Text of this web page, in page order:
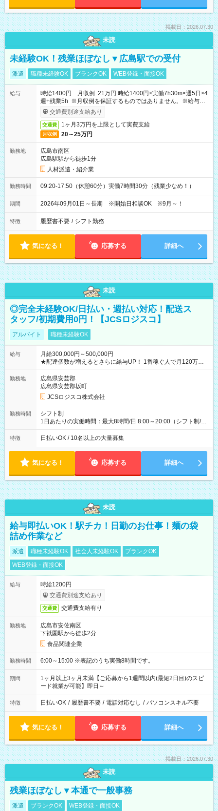
掲載日：2026.07.30
未読
未経験OK！残業ほぼなし▼広島駅での受付
派遣 職種未経験OK ブランクOK WEB登録・面接OK
給与
時給1400円 月収例 21万円 時給1400円×実働7h30m×週5日×4
週+残業5h ※月収例を保証するものではありません。※給与即
受取りサービス利用可（利用条件有）
交通費別途支給あり
交通費 1ヶ月3万円を上限として実費支給
月収例 20～25万円
勤務地
広島市南区
広島駅駅から徒歩1分
人材派遣・紹介業
勤務時間 09:20-17:50（休憩60分）実働7時間30分（残業少なめ！）
期間 2026年09月01日～長期 ※開始日相談OK ※9月～！
特徴 履歴書不要 / シフト勤務
気になる！ 応募する 詳細へ
未読
◎完全未経験OK/日払い・週払い対応！配送ス
タッフ/初期費用0円！【JCSロジスコ】
アルバイト 職種未経験OK
給与
月給300,000円～500,000円
★配達個数が増えるとさらに給与UP！ 1番稼ぐ人で月120万ほ
ど！ ・主要都市エリア 月収55万円／週5日稼働 月収65万~112
万円／週6日稼働 ・地方郊外エリア 月収40万円／週5日稼働 月
収40万円~50万円／週6日稼働 ＜モデルイメージ＞ ■月収50万
円 (27歳男性/江東区在住)※元建築関係 1日150個配達×25日勤務
(日休み) ■月収80万円(43歳男性/墨田区在住)※元営業 1日200個
勤務地
広島県安芸郡
広島県安芸郡坂町
JCSロジスコ株式会社
勤務時間
シフト制
1日あたりの実働時間：最大8時間/日 8:00～20:00（シフト制/実
働8時間） ※週5日勤務（場所次第では週4も有り） ※配達状況
によって時間外での勤務可能性有り ※案件により多少の前後あ
特徴 日払いOK / 10名以上の大量募集
気になる！ 応募する 詳細へ
未読
給与即払いOK！駅チカ！日勤のお仕事！麺の袋
詰め作業など
派遣 職種未経験OK 社会人未経験OK
ブランクOK
WEB登録・面接OK
給与
時給1200円
交通費別途支給あり
交通費 交通費支給有り
勤務地
広島市安佐南区
下祇園駅から徒歩2分
食品関連企業
勤務時間 6:00～15:00 ※表記のうち実働8時間です。
期間
1ヶ月以上3ヶ月未満【ご応募から1週間以内(最短2日目)のスピ
ード就業が可能】即日～
特徴 日払いOK / 履歴書不要 / 電話対応なし / パソコンスキル不要
気になる！ 応募する 詳細へ
掲載日：2026.07.30
未読
残業ほぼなし▼本通で一般事務
派遣 ブランクOK WEB登録・面接OK